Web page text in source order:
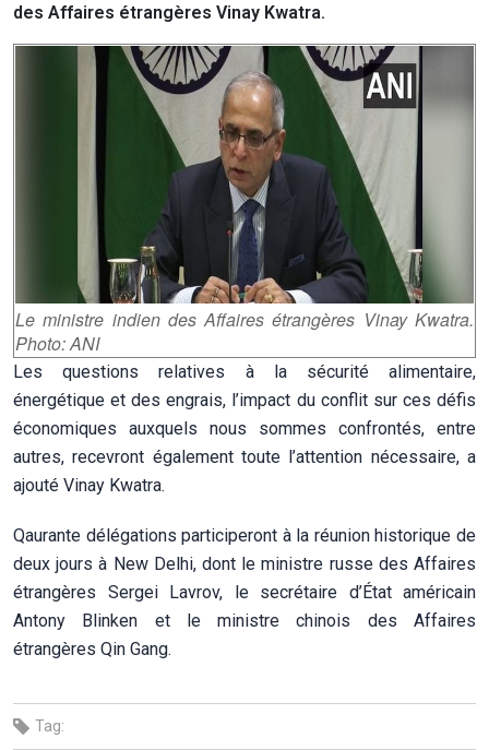
des Affaires étrangères Vinay Kwatra.
Le ministre indien des Affaires étrangères Vinay Kwatra.
Photo: ANI
Les questions relatives à la sécurité alimentaire,
énergétique et des engrais, l’impact du conflit sur ces défis
économiques auxquels nous sommes confrontés, entre
autres, recevront également toute l’attention nécessaire, a
ajouté Vinay Kwatra.
Qaurante délégations participeront à la réunion historique de
deux jours à New Delhi, dont le ministre russe des Affaires
étrangères Sergei Lavrov, le secrétaire d’État américain
Antony Blinken et le ministre chinois des Affaires
étrangères Qin Gang.
Tag: